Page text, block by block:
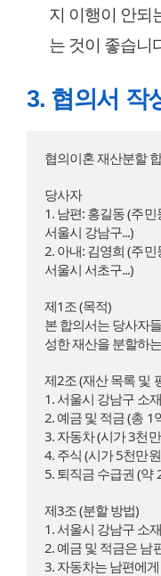
지 이행이 안되
는 것이 좋습니
3. 협의서 작
협의이혼 재산분할
당사자
1. 남편: 홍길동 (주
서울시 강남구...)
2. 아내: 김영희 (주
서울시 서초구...)
제1조 (목적)
본 합의서는 당사자
성한 재산을 분할하
제2조 (재산 목록 및
1. 서울시 강남구 소
2. 예금 및 적금 (총 1
3. 자동차 (시가 3천
4. 주식 (시가 5천만
5. 퇴직금 수급권 (약
제3조 (분할 방법)
1. 서울시 강남구 소
2. 예금 및 적금은 남
3. 자동차는 남편에